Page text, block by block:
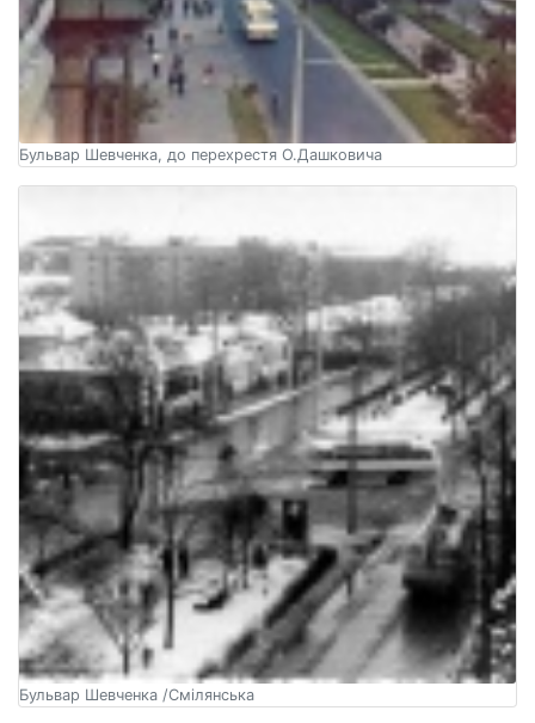
Бульвар Шевченка, до перехрестя О.Дашковича
Бульвар Шевченка /Смілянська